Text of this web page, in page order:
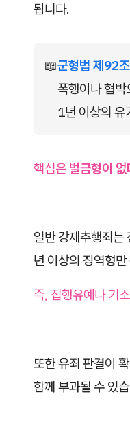
됩니다.
📖군형법 제92
폭행이나 협박
1년 이상의 유
핵심은 벌금형이 없
일반 강제추행죄는
년 이상의 징역형
즉, 집행유예나 기
또한 유죄 판결이
함께 부과될 수 있